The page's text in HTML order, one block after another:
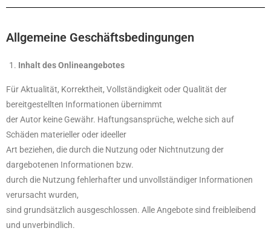
Allgemeine Geschäftsbedingungen
Inhalt des Onlineangebotes
Für Aktualität, Korrektheit, Vollständigkeit oder Qualität der
bereitgestellten Informationen übernimmt
der Autor keine Gewähr. Haftungsansprüche, welche sich auf
Schäden materieller oder ideeller
Art beziehen, die durch die Nutzung oder Nichtnutzung der
dargebotenen Informationen bzw.
durch die Nutzung fehlerhafter und unvollständiger Informationen
verursacht wurden,
sind grundsätzlich ausgeschlossen. Alle Angebote sind freibleibend
und unverbindlich.